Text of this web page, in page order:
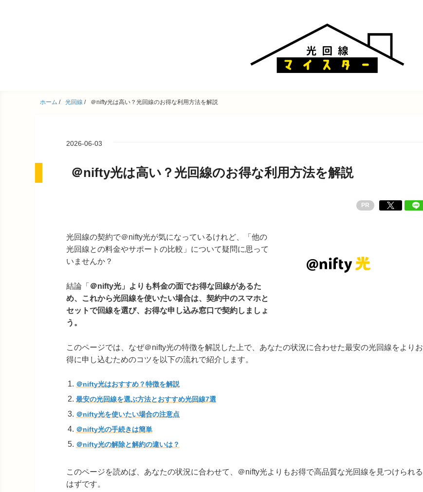
ホーム / 光回線 / ＠nifty光は高い？光回線のお得な利用方法を解説
2026-06-03
＠nifty光は高い？光回線のお得な利用方法を解説
PR
光回線の契約で＠nifty光が気になっているけれど、「他の
光回線との料金やサポートの比較」について疑問に思って
いませんか？
結論「 ＠nifty光」よりも料金の面でお得な回線があるた
め、これから光回線を使いたい場合は、契約中のスマホと
セットで回線を選び、お得な申し込み窓口で契約しましょ
う。
このページでは、なぜ＠nifty光の特徴を解説した上で、あなたの状況に合わせた最安の光回線をよりお
得に申し込むためのコツを以下の流れで紹介します。
＠nifty光はおすすめ？特徴を解説
最安の光回線を選ぶ方法とおすすめ光回線7選
＠nifty光を使いたい場合の注意点
＠nifty光の手続きは簡単
＠nifty光の解除と解約の違いは？
このページを読めば、あなたの状況に合わせて、＠nifty光よりもお得で高品質な光回線を見つけられる
はずです。